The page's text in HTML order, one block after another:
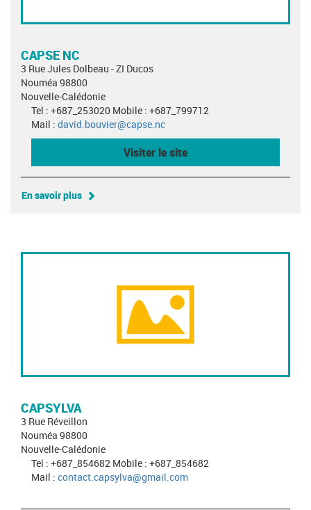
CAPSE NC
3 Rue Jules Dolbeau - ZI Ducos
Nouméa 98800
Nouvelle-Calédonie
Tel : +687_253020 Mobile : +687_799712
Mail : david.bouvier@capse.nc
Visiter le site
En savoir plus
CAPSYLVA
3 Rue Réveillon
Nouméa 98800
Nouvelle-Calédonie
Tel : +687_854682 Mobile : +687_854682
Mail : contact.capsylva@gmail.com